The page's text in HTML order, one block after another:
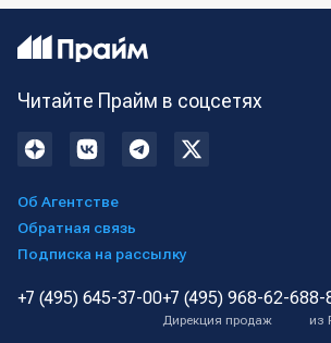
Читайте Прайм в соцсетях
Об Агентстве
Обратная связь
Подписка на рассылку
+7 (495) 645-37-00+7 (495) 968-62-68
Дирекция продаж
8-
из